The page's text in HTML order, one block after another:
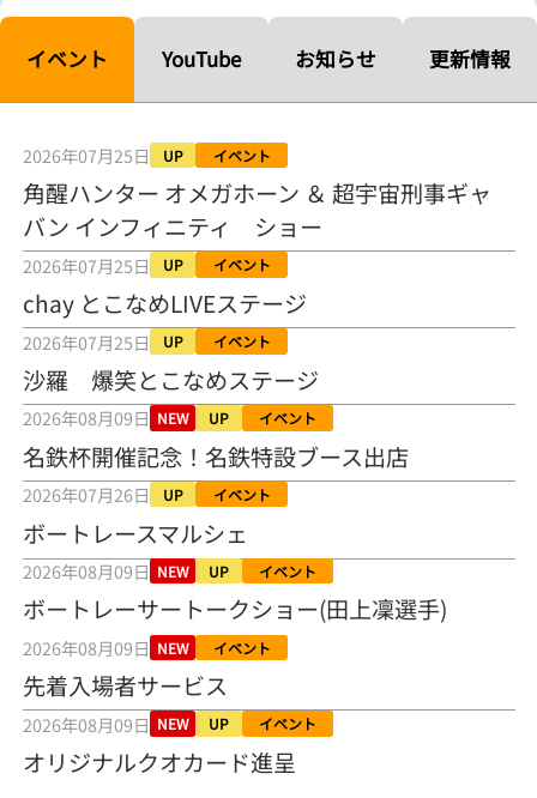
【ルーキーシリーズ第15戦】塚越海斗「伸びを生かす方向で」4カド
2026年08月04日
「このままＡ１になれるように」
2026年08月04日
長岡花火大会の話も！ 松本日向の、グッド！グッド！ひなたグッ
ド！／常滑ボート
2026年08月04日
【ボートレース】「しょっぱいですね」初優勝の宮崎心之介が水神
祭で満面の笑み／常滑 - 日刊スポーツ
2026年08月04日
【ボート】とこなめルーキーＳ 宮崎心之介がデビューから１年９カ
月で初優勝
2026年08月04日
【ボートレース】12R優勝戦のスタート特訓実施 初Ｖ目指す宮崎心
之介の仕上がり上々／常滑 - 日刊スポーツ
2026年08月04日
【とこなめボート ルーキーシリーズ第15戦】荒木颯斗 当地フレッシ
ュルーキーが初Vで恩返しを
2026年08月03日
【とこなめボート】ういちの「好配招き猫」ルーキーシリーズ第15
戦～自分の収支状況も想定してこそ〝本物の予想〟！／ボートレー
ス
イベント YouTube お知らせ 更新情報
2026年07月25日 UP イベント
角醒ハンター オメガホーン ＆ 超宇宙刑事ギャ
バン インフィニティ ショー
2026年07月25日 UP イベント
chay とこなめLIVEステージ
2026年07月25日 UP イベント
沙羅 爆笑とこなめステージ
2026年08月09日 NEW UP イベント
名鉄杯開催記念！名鉄特設ブース出店
2026年07月26日 UP イベント
ボートレースマルシェ
2026年08月09日 NEW UP イベント
ボートレーサートークショー(田上凜選手)
2026年08月09日 NEW イベント
先着入場者サービス
2026年08月09日 NEW UP イベント
オリジナルクオカード進呈